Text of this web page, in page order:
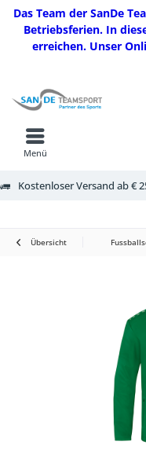
Das Team der SanDe
Betriebsferien. In
erreichen. Unser
Kostenloser Versand ab €
Menü
Übersicht